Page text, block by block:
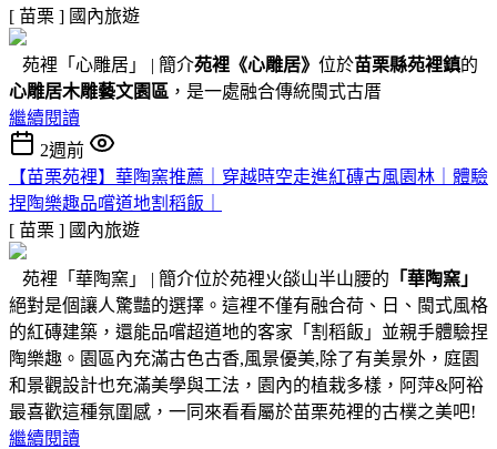
[ 苗栗 ] 國內旅遊
苑裡「心雕居」 | 簡介苑裡 《心雕居》 位於苗栗縣苑裡鎮的
心雕居木雕藝文園區 ，是一處融合傳統閩式古厝
繼續閱讀
2週前
【苗栗苑裡】華陶窯推薦｜穿越時空走進紅磚古風園林｜體驗
捏陶樂趣品嚐道地割稻飯｜
[ 苗栗 ] 國內旅遊
苑裡「華陶窯」 | 簡介位於苑裡火燄山半山腰的 「華陶窯」
絕對是個讓人驚豔的選擇。這裡不僅有融合荷、日、閩式風格
的紅磚建築，還能品嚐超道地的客家「割稻飯」並親手體驗捏
陶樂趣。園區內充滿古色古香,風景優美,除了有美景外，庭園
和景觀設計也充滿美學與工法，園內的植栽多樣，阿萍&阿裕
最喜歡這種氛圍感，一同來看看屬於苗栗苑裡的古樸之美吧!
繼續閱讀